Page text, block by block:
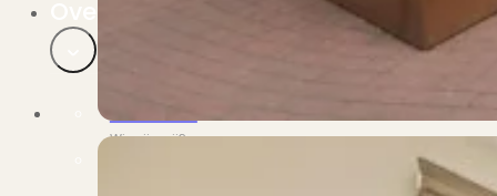
Over PUUR*
Wie zijn wij?